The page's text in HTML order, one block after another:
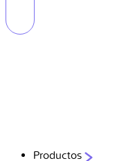
Productos